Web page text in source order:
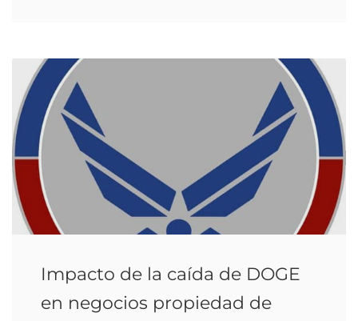
Impacto de la caída de DOGE
en negocios propiedad de